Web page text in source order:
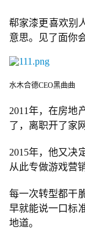
郗家漆更喜欢别
意思。见了面你
水木合德CEO黑曲曲
2011年，在房地
了，离职开了家
2015年，他又决
从此专做游戏营
每一次转型都干
早就能说一口标
地道。